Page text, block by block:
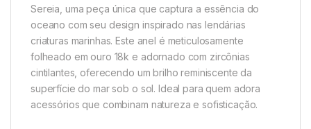
Sereia, uma peça única que captura a essência do
oceano com seu design inspirado nas lendárias
criaturas marinhas. Este anel é meticulosamente
folheado em ouro 18k e adornado com zircônias
cintilantes, oferecendo um brilho reminiscente da
superfície do mar sob o sol. Ideal para quem adora
acessórios que combinam natureza e sofisticação.